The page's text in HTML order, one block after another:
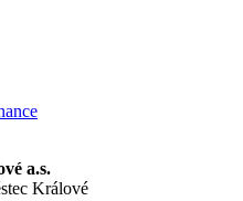
a.s.
Králové